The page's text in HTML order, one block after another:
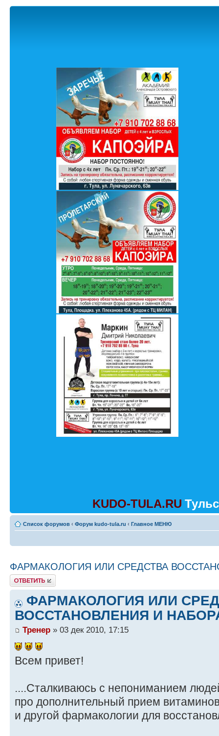
KUDO-TULA.RU
Список форумов ‹ Форум kudo-tula.ru ‹ Главное МЕНЮ
ФАРМАКОЛОГИЯ ИЛИ СРЕДСТВА
Ответить
ФАРМАКОЛОГИЯ ИЛИ
ВОССТАНОВЛЕНИЯ И
Тренер » 03 дек 2010, 17:15
Всем привет!
....Сталкиваюсь с непониманием
про дополнительный прием
и другой фармакологии для